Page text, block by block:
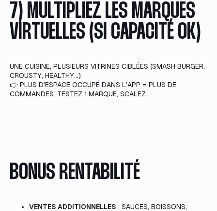
7) MULTIPLIEZ LES MARQUES
VIRTUELLES (SI CAPACITÉ OK)
UNE CUISINE, PLUSIEURS VITRINES CIBLÉES (SMASH BURGER,
CROUSTY, HEALTHY…).
👉 PLUS D’ESPACE OCCUPÉ DANS L’APP = PLUS DE
COMMANDES. TESTEZ 1 MARQUE, SCALEZ.
BONUS RENTABILITÉ
VENTES ADDITIONNELLES : SAUCES, BOISSONS,